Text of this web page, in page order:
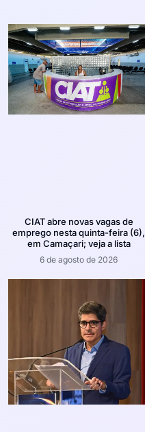
CIAT abre novas vagas de
emprego nesta quinta-feira (6),
em Camaçari; veja a lista
6 de agosto de 2026